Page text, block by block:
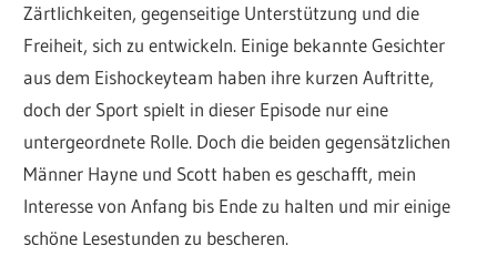
Zärtlichkeiten, gegenseitige Unterstützung und die
Freiheit, sich zu entwickeln. Einige bekannte Gesichter
aus dem Eishockeyteam haben ihre kurzen Auftritte,
doch der Sport spielt in dieser Episode nur eine
untergeordnete Rolle. Doch die beiden gegensätzlichen
Männer Hayne und Scott haben es geschafft, mein
Interesse von Anfang bis Ende zu halten und mir einige
schöne Lesestunden zu bescheren.